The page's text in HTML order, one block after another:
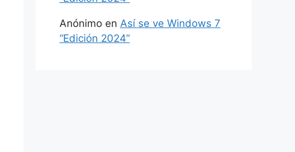
Anónimo en Así se ve Windows 7
“Edición 2024”